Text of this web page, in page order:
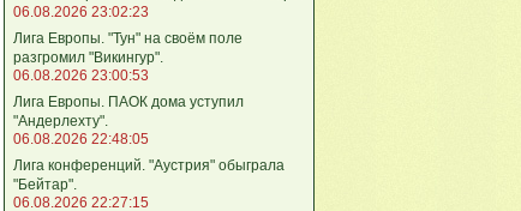
06.08.2026 23:02:23
Лига Европы. "Тун" на своём поле
разгромил "Викингур".
06.08.2026 23:00:53
Лига Европы. ПАОК дома уступил
"Андерлехту".
06.08.2026 22:48:05
Лига конференций. "Аустрия" обыграла
"Бейтар".
06.08.2026 22:27:15